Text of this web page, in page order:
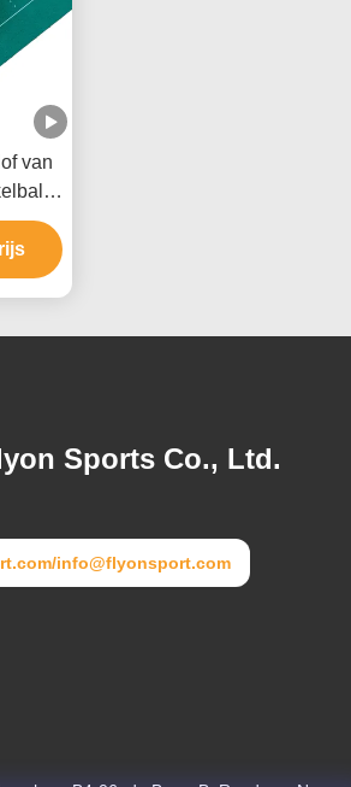
van
het
Sports Co., Ltd.
info@flyonsport.com